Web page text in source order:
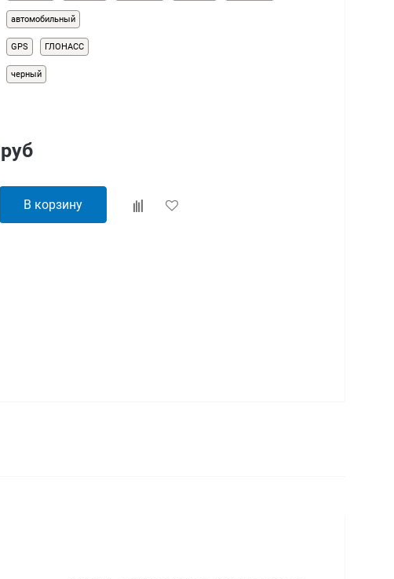
автомобильный
GPS ГЛОНАСС
черный
руб
В корзину